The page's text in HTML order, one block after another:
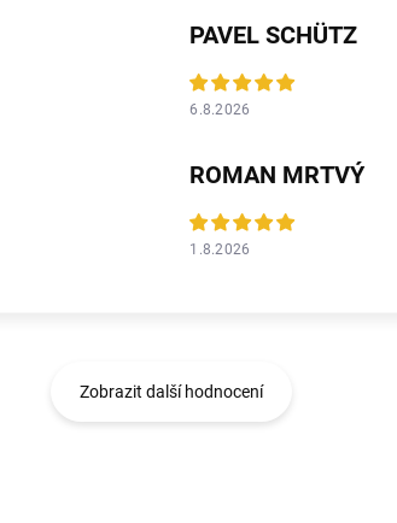
PAVEL SCHÜTZ
6.8.2026
ROMAN MRTVÝ
1.8.2026
Zobrazit další hodnocení